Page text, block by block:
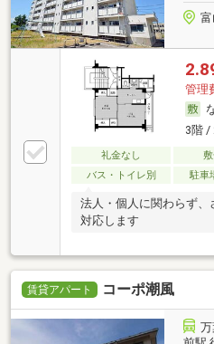
管理
3階 /
礼金なし
バス・トイレ別
駐車
法人・個人に関わらず
対応します
賃貸アパート コーポ潮風